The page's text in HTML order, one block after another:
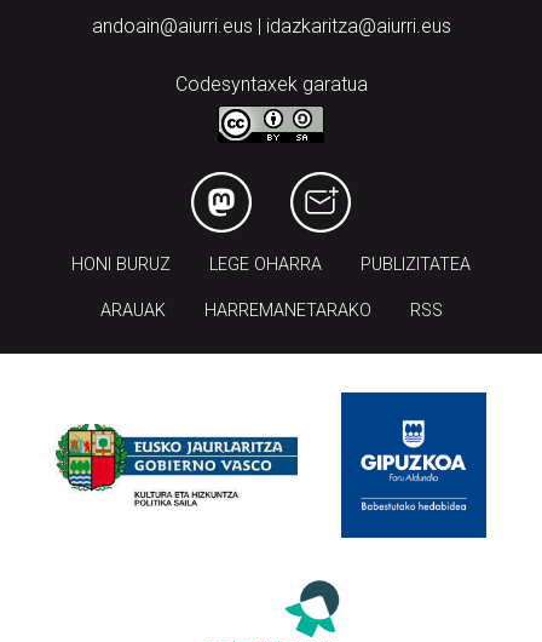
andoain@aiurri.eus | idazkaritza@aiurri.eus
Codesyntaxek garatua
HONI BURUZ LEGE OHARRA PUBLIZITATEA
ARAUAK HARREMANETARAKO RSS